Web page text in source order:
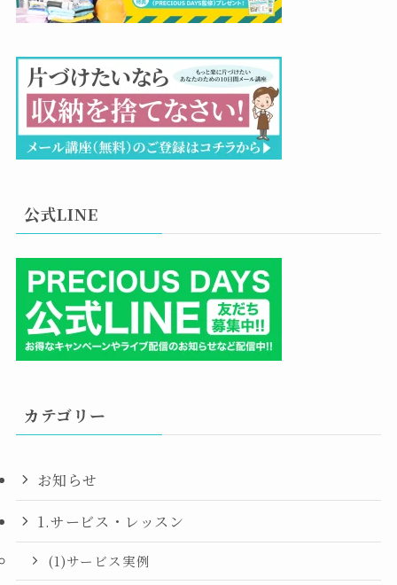
公式LINE
カテゴリー
お知らせ
1.サービス・レッスン
(1)サービス実例